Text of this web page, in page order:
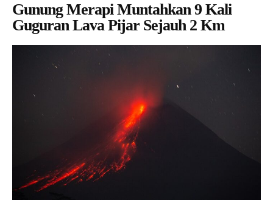
Gunung Merapi Muntahkan 9 Kali
Guguran Lava Pijar Sejauh 2 Km